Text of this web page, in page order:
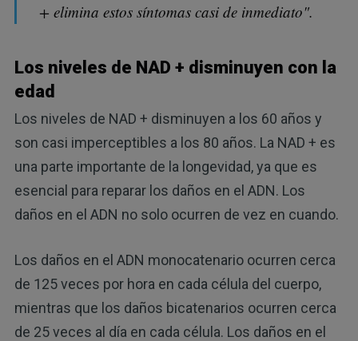
+ elimina estos síntomas casi de inmediato".
Los niveles de NAD + disminuyen con la
edad
Los niveles de NAD + disminuyen a los 60 años y
son casi imperceptibles a los 80 años. La NAD + es
una parte importante de la longevidad, ya que es
esencial para reparar los daños en el ADN. Los
daños en el ADN no solo ocurren de vez en cuando.
Los daños en el ADN monocatenario ocurren cerca
de 125 veces por hora en cada célula del cuerpo,
mientras que los daños bicatenarios ocurren cerca
de 25 veces al día en cada célula. Los daños en el